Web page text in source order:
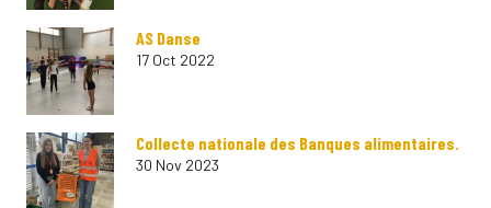
AS Danse
17 Oct 2022
Collecte nationale des Banques alimentaires.
30 Nov 2023